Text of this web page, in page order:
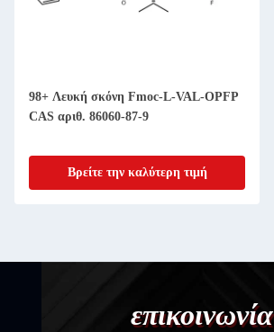
98+ Λευκή σκόνη Fmoc-L-VAL-OPFP
CAS αριθ. 86060-87-9
Βρείτε την καλύτερη τιμή
επικοινωνία